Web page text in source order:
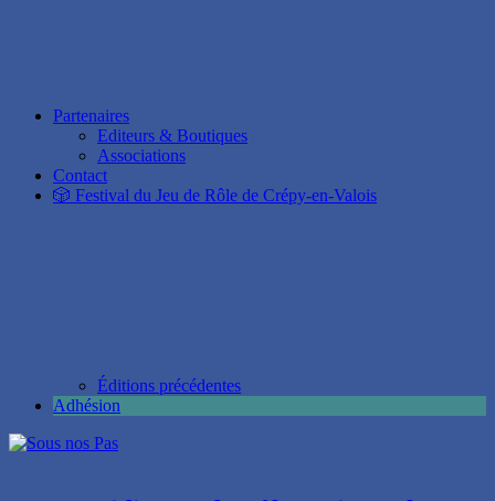
Partenaires
Editeurs & Boutiques
Associations
Contact
🎲 Festival du Jeu de Rôle de Crépy-en-Valois
Éditions précédentes
Adhésion